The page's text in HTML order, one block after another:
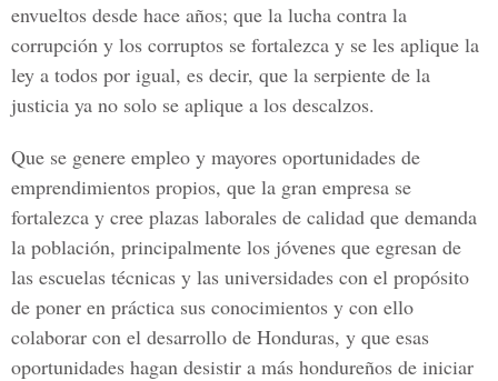
envueltos desde hace años; que la lucha contra la
corrupción y los corruptos se fortalezca y se les aplique la
ley a todos por igual, es decir, que la serpiente de la
justicia ya no solo se aplique a los descalzos.
Que se genere empleo y mayores oportunidades de
emprendimientos propios, que la gran empresa se
fortalezca y cree plazas laborales de calidad que demanda
la población, principalmente los jóvenes que egresan de
las escuelas técnicas y las universidades con el propósito
de poner en práctica sus conocimientos y con ello
colaborar con el desarrollo de Honduras, y que esas
oportunidades hagan desistir a más hondureños de iniciar